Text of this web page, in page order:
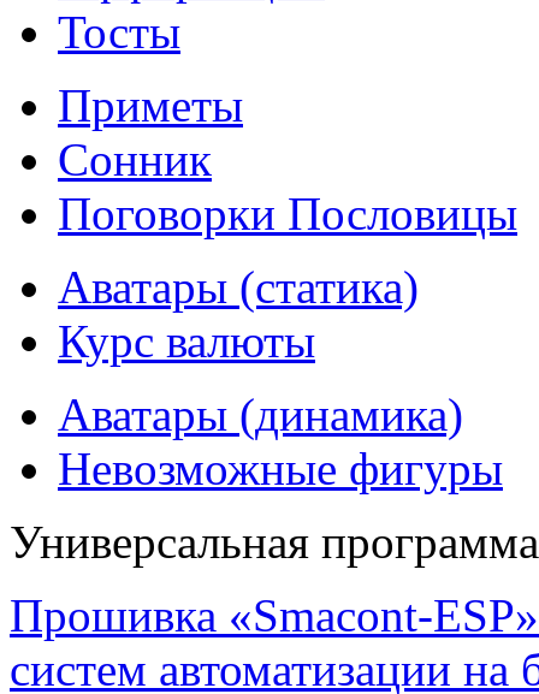
Тосты
Приметы
Сонник
Поговорки Пословицы
Аватары (статика)
Курс валюты
Аватары (динамика)
Невозможные фигуры
Универсальная
Прошивка «Smacont-
систем автоматизации